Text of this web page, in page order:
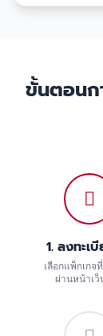
ขั้นตอนก
1. ลงทะเบี
เลือกแพ็กเกจ
ผ่านหน้าเว็